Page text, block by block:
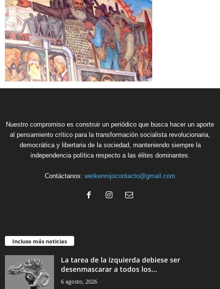
Nuestro compromiso es construir un periódico que busca hacer un aporte
al pensamiento crítico para la transformación socialista revolucionaria,
democrática y libertaria de la sociedad, manteniendo siempre la
independencia política respecto a las élites dominantes.
Contáctanos: werkenrojocontacto@gmail.com
Incluso más noticias
La tarea de la izquierda debiese ser
desenmascarar a todos los...
6 agosto, 2026